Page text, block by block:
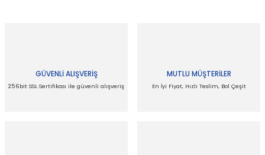
Ürün resmi kalitesiz, bozuk veya görüntülenemiyor.
GÜVENLİ ALIŞVERİŞ
256bit SSL Sertifikası ile güvenli alışveriş
MUTLU MÜŞTERİLER
En İyi Fiyat, Hızlı Teslim, Bol Çeşit